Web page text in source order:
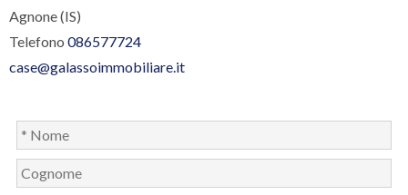
Agnone (IS)
Telefono 086577724
case@galassoimmobiliare.it